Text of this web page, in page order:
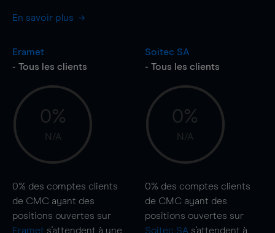
En savoir plus
Eramet
- Tous les clients
0%
N/A
0% des comptes clients
de CMC ayant des
positions ouvertes sur
Eramet s'attendent à une
Soitec SA
- Tous les clients
0%
N/A
0% des comptes clients
de CMC ayant des
positions ouvertes sur
Soitec SA s'attendent à